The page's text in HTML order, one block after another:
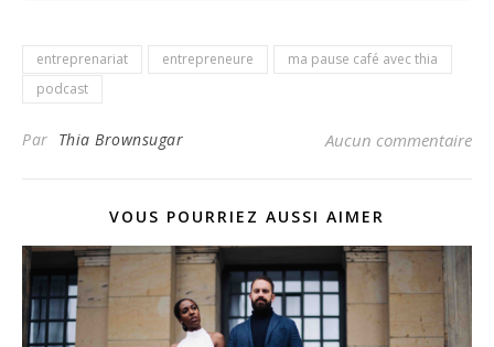
entreprenariat entrepreneure
ma pause café avec thia
podcast
Par Thia Brownsugar Aucun commentaire
VOUS POURRIEZ AUSSI AIMER